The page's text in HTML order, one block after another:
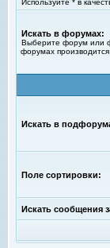
Используйте * в
Искать в форумах:
Выберите форум или
форумах
Искать в
Поле сортировки:
Искать сообщения